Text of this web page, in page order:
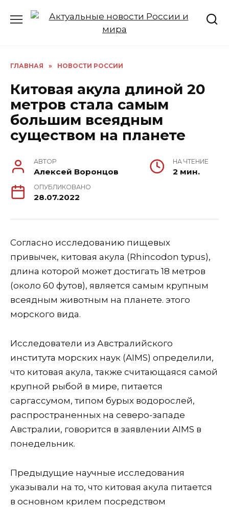
ГЛАВНАЯ » НОВОСТИ РОССИИ
Китовая акула длиной 20
метров стала самым
большим всеядным
существом на планете
АВТОР
Алексей Воронцов
НА ЧТЕНИЕ
2 мин.
ОПУБЛИКОВАНО
28.07.2022
Согласно исследованию пищевых
привычек, китовая акула (Rhincodon typus),
длина которой может достигать 18 метров
(около 60 футов), является самым крупным
всеядным животным на планете. этого
морского вида.
Исследователи из Австралийского
института морских наук (AIMS) определили,
что китовая акула, также считающаяся самой
крупной рыбой в мире, питается
саргассумом, типом бурых водорослей,
распространенных на северо-западе
Австралии, говорится в заявлении AIMS в
понедельник.
Предыдущие научные исследования
указывали на то, что китовая акула питается
в основном крилем посредством